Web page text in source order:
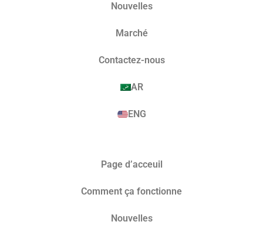
Nouvelles
Marché​
Contactez-nous
AR
ENG
Page d’acceuil
Comment ça fonctionne
Nouvelles